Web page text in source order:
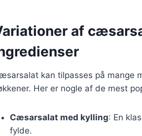
af
kan tilpasses på mange
Her er nogle af de mest
Cæsarsalat med kylling: En
fylde.